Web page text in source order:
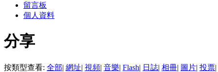
留言板
個人資料
分享
按類型查看: 全部| 網址| 視頻| 音樂| Flash| 日誌| 相冊| 圖片| 投票|